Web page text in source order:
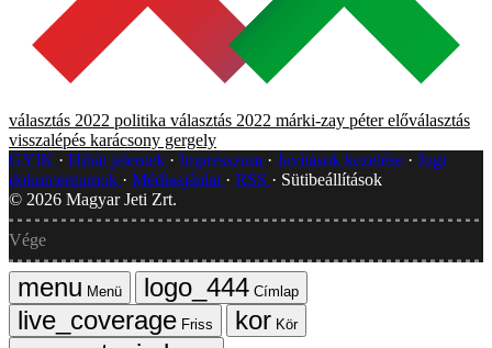
választás 2022 politika választás 2022 márki-zay péter előválasztás
visszalépés karácsony gergely
GYIK
Hibát jelentek Impresszum Javítások kezelése
Jogi
dokumentumok
Médiaajánlat RSS
Sütibeállítások
© 2026 Magyar Jeti Zrt.
Vége
Menü
Címlap
Friss
Kör